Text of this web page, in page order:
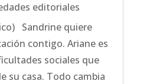
editoriales
Sandrine quiere
contigo. Ariane es
sociales que
su casa. Todo cambia